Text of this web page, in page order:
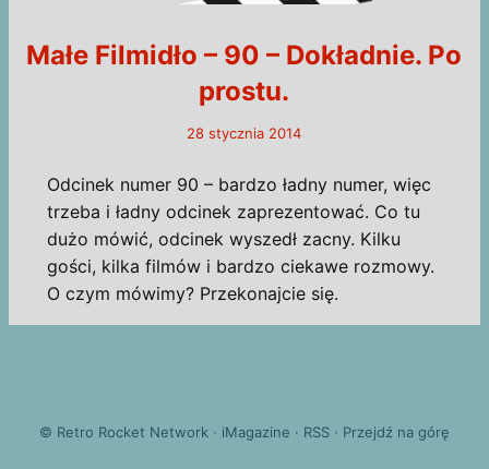
Małe Filmidło – 90 – Dokładnie. Po
prostu.
28 stycznia 2014
Odcinek numer 90 – bardzo ładny numer, więc
trzeba i ładny odcinek zaprezentować. Co tu
dużo mówić, odcinek wyszedł zacny. Kilku
gości, kilka filmów i bardzo ciekawe rozmowy.
O czym mówimy? Przekonajcie się.
© Retro Rocket Network· iMagazine · RSS· Przejdź na górę